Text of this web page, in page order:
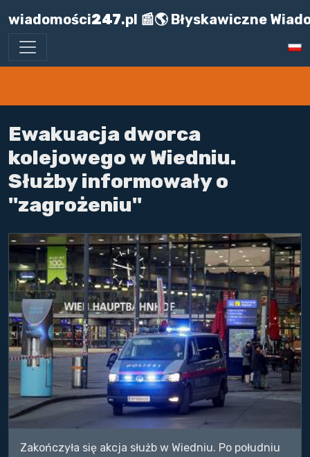
wiadomości247.pl 📰🌎 Błyskawiczne
Ewakuacja dworca
kolejowego w Wiedniu.
Służby informowały o
"zagrożeniu"
Zakończyła się akcja służb w Wiedniu. Po południu